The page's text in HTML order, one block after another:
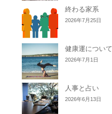
終わる家系
2026年7月25日
健康運について
2026年7月1日
人事と占い
2026年6月13日